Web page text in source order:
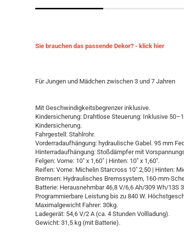
Sie brauchen das passende Dekor? - klick hier
Für Jungen und Mädchen zwischen 3 und 7 Jahren
Mit Geschwindigkeitsbegrenzer inklusive.
Kindersicherung: Drahtlose Steuerung: Inklusive
Kindersicherung.
Fahrgestell: Stahlrohr.
Vorderradaufhängung: hydraulische Gabel. 95 mm
Hinterradaufhängung: Stoßdämpfer mit
Felgen: Vorne: 10" x 1,60" | Hinten: 10" x 1,60".
Reifen: Vorne: Michelin Starcross 10" 2,50 | Hinten:
Bremsen: Hydraulisches Bremssystem, 160-mm-
Batterie: Herausnehmbar 46,8 V/6,6 Ah/309 Wh/13S
Programmierbare Leistung bis zu 840 W.
Maximalgewicht Fahrer: 30kg.
Ladegerät: 54,6 V/2 A (ca. 4 Stunden Vollladung).
Gewicht: 31,5 kg (mit Batterie).